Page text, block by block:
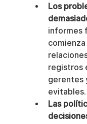
Los
informes
registros
gerentes
evitables.
Las